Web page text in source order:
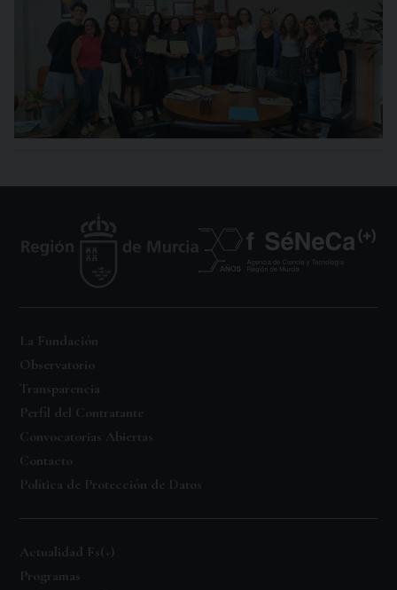
La Fundación
Observatorio
Transparencia
Perfil del Contratante
Convocatorias Abiertas
Contacto
Política de Protección de Datos
Actualidad Fs(+)
Programas